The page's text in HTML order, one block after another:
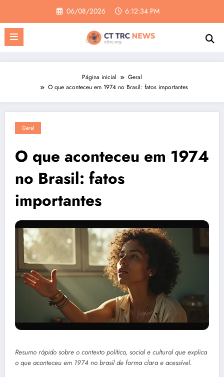
o
conteúdo
06/08/2026 6:12:35 PM
Página inicial
Geral
O que aconteceu em 1974 no Brasil: fatos importantes
Geral
O que aconteceu em 1974
no Brasil: fatos
importantes
Resumo rápido sobre o contexto político, social e cultural que explica
o que aconteceu em 1974 no brasil de forma clara e acessível.